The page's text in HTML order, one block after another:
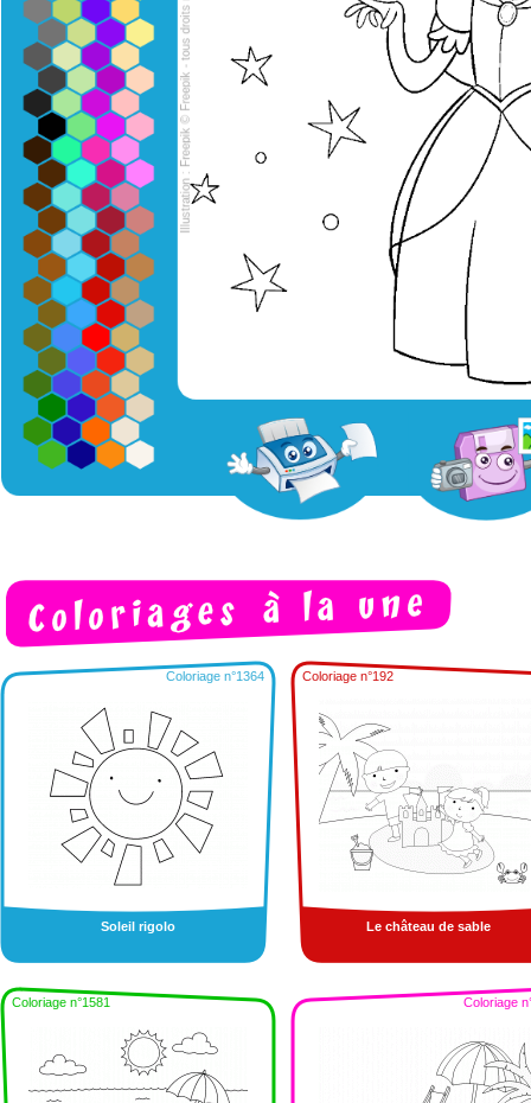
Coloriage n°1364
Soleil rigolo
Coloriage n°192
Le château de sable
Coloriage n°1581 Coloriage